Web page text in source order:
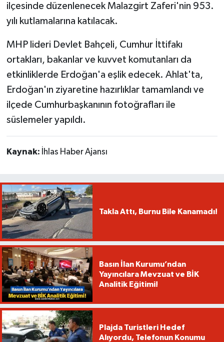
ilçesinde düzenlenecek Malazgirt Zaferi'nin 953.
yılı kutlamalarına katılacak.
MHP lideri Devlet Bahçeli, Cumhur İttifakı
ortakları, bakanlar ve kuvvet komutanları da
etkinliklerde Erdoğan'a eşlik edecek. Ahlat'ta,
Erdoğan'ın ziyaretine hazırlıklar tamamlandı ve
ilçede Cumhurbaşkanının fotoğrafları ile
süslemeler yapıldı.
Kaynak: İhlas Haber Ajansı
Takla Attı, Burnu Bile Kanamadı!
Basın İlan Kurumu’ndan
Yayıncılara Mevzuat ve BİK
Analitik Eğitimi!
Plajda Turistleri Hedef
Alıyordu, Telefonun Konumu